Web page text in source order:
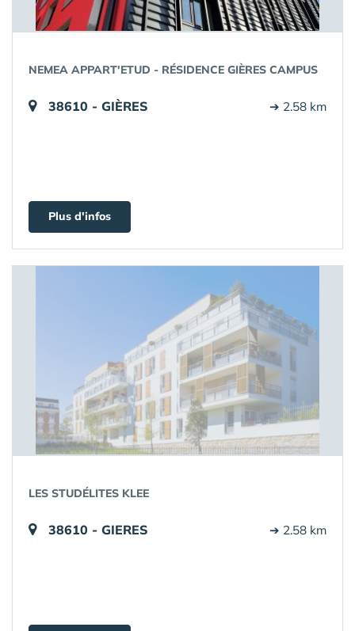
NEMEA APPART'ETUD - RÉSIDENCE GIÈRES CAMPUS
38610 - GIÈRES ➔ 2.58 km
Plus d'infos
LES STUDÉLITES KLEE
38610 - GIERES ➔ 2.58 km